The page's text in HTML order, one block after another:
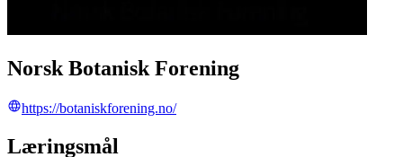
Norsk Botanisk Forening
https://botaniskforening.no/
Læringsmål